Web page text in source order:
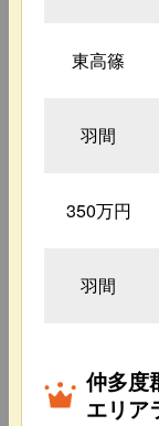
東高篠
羽間
350万円
羽間
仲多度
エリア